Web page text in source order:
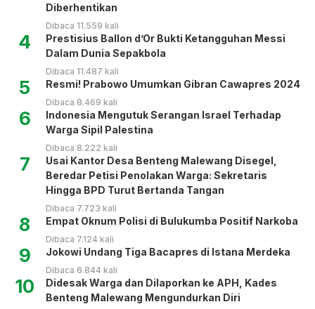
Diberhentikan
Dibaca 11.559 kali
4
Prestisius Ballon d’Or Bukti Ketangguhan Messi
Dalam Dunia Sepakbola
Dibaca 11.487 kali
5 Resmi! Prabowo Umumkan Gibran Cawapres 2024
Dibaca 8.469 kali
6
Indonesia Mengutuk Serangan Israel Terhadap
Warga Sipil Palestina
Dibaca 8.222 kali
7
Usai Kantor Desa Benteng Malewang Disegel,
Beredar Petisi Penolakan Warga: Sekretaris
Hingga BPD Turut Bertanda Tangan
Dibaca 7.723 kali
8 Empat Oknum Polisi di Bulukumba Positif Narkoba
Dibaca 7.124 kali
9 Jokowi Undang Tiga Bacapres di Istana Merdeka
Dibaca 6.844 kali
10
Didesak Warga dan Dilaporkan ke APH, Kades
Benteng Malewang Mengundurkan Diri